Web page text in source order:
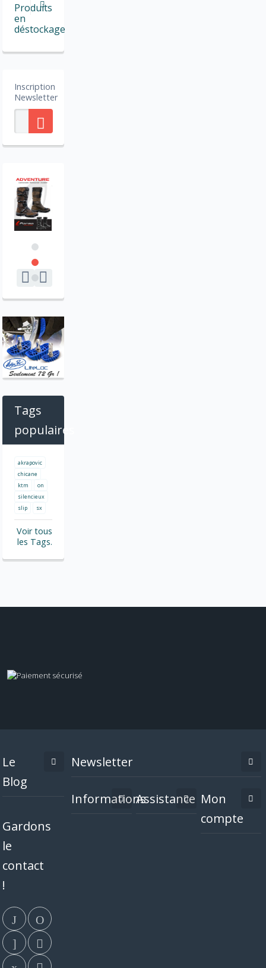
Produits
en
déstockage
Inscription
Newsletter
Tags
populaires
akrapovic
chicane
ktm
on
silencieux
slip
sx
Voir tous
les Tags.
Le
Blog
Gardons
le
contact
!
Newsletter
InformationsAssistance Mon
compte